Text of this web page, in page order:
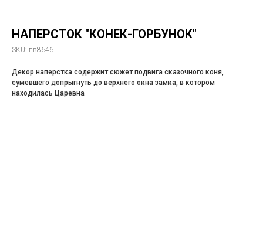
НАПЕРСТОК "КОНЕК-ГОРБУНОК"
SKU: пв8646
Декор наперстка содержит сюжет подвига сказочного коня,
сумевшего допрыгнуть до верхнего окна замка, в котором
находилась Царевна